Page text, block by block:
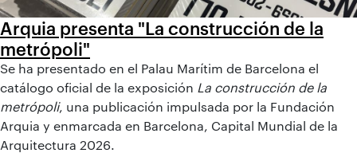
Arquia presenta "La construcción de la
metrópoli"
Se ha presentado en el Palau Marítim de Barcelona el
catálogo oficial de la exposición La construcción de la
metrópoli, una publicación impulsada por la Fundación
Arquia y enmarcada en Barcelona, Capital Mundial de la
Arquitectura 2026.